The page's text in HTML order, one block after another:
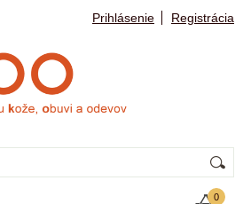
Prihlásenie Registrácia
0